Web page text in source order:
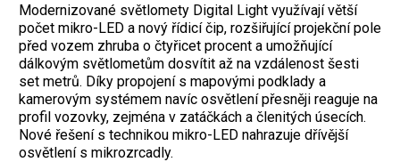
Modernizované světlomety Digital Light využívají větší
počet mikro-LED a nový řídicí čip, rozšiřující projekční pole
před vozem zhruba o čtyřicet procent a umožňující
dálkovým světlometům dosvítit až na vzdálenost šesti
set metrů. Díky propojení s mapovými podklady a
kamerovým systémem navíc osvětlení přesněji reaguje na
profil vozovky, zejména v zatáčkách a členitých úsecích.
Nové řešení s technikou mikro-LED nahrazuje dřívější
osvětlení s mikrozrcadly.